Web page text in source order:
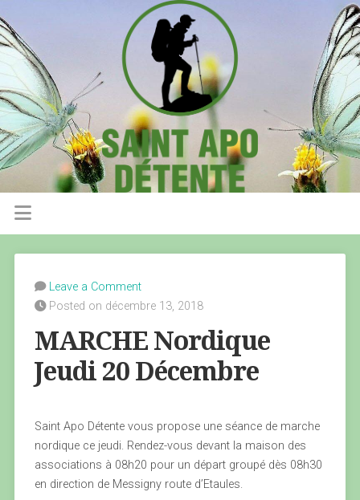
Leave a Comment
Posted on décembre 13, 2018
MARCHE Nordique
Jeudi 20 Décembre
Saint Apo Détente vous propose une séance de marche
nordique ce jeudi. Rendez-vous devant la maison des
associations à 08h20 pour un départ groupé dès 08h30
en direction de Messigny route d’Etaules.